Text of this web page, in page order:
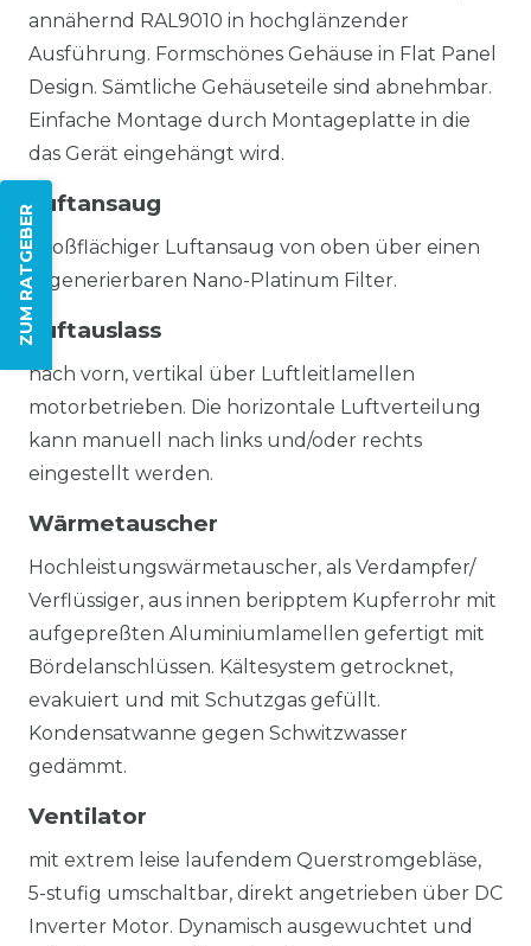
ZUM RATGEBER
annähernd RAL9010 in hochglänzender
Ausführung. Formschönes Gehäuse in Flat Panel
Design. Sämtliche Gehäuseteile sind abnehmbar.
Einfache Montage durch Montageplatte in die
das Gerät eingehängt wird.
Luftansaug
Großflächiger Luftansaug von oben über einen
regenerierbaren Nano-Platinum Filter.
Luftauslass
nach vorn, vertikal über Luftleitlamellen
motorbetrieben. Die horizontale Luftverteilung
kann manuell nach links und/oder rechts
eingestellt werden.
Wärmetauscher
Hochleistungswärmetauscher, als Verdampfer/
Verflüssiger, aus innen beripptem Kupferrohr mit
aufgepreßten Aluminiumlamellen gefertigt mit
Bördelanschlüssen. Kältesystem getrocknet,
evakuiert und mit Schutzgas gefüllt.
Kondensatwanne gegen Schwitzwasser
gedämmt.
Ventilator
mit extrem leise laufendem Querstromgebläse,
5-stufig umschaltbar, direkt angetrieben über DC
Inverter Motor. Dynamisch ausgewuchtet und